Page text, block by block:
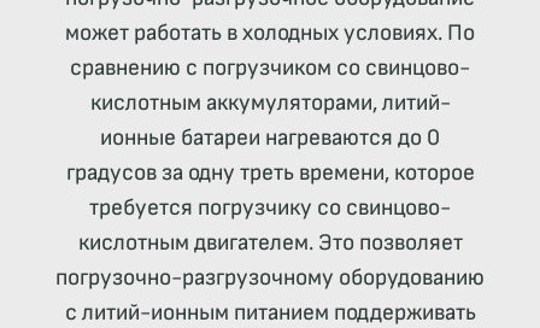
может работать в холодных условиях. По
сравнению с погрузчиком со свинцово-
кислотным аккумуляторами, литий-
ионные батареи нагреваются до 0
градусов за одну треть времени, которое
требуется погрузчику со свинцово-
кислотным двигателем. Это позволяет
погрузочно-разгрузочному оборудованию
с литий-ионным питанием поддерживать